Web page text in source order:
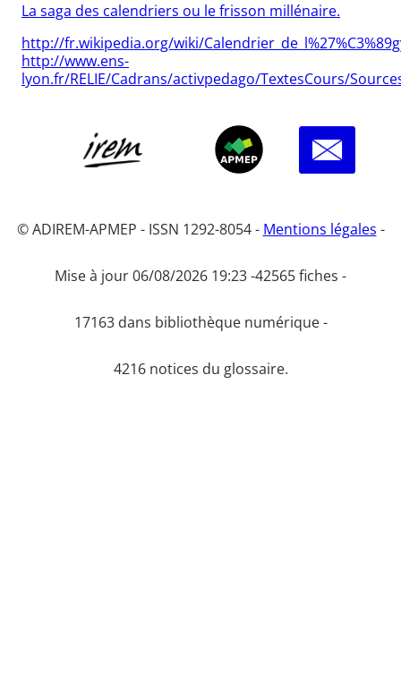
La saga des calendriers ou le frisson millénaire.
http://fr.wikipedia.org/wiki/
http://www.ens-
lyon.fr/RELIE/Cadrans/activpedago/TextesCours/
© ADIREM-APMEP - ISSN 1292-8054 - Mentions légales -
Mise à jour 06/08/2026 19:23 -42565 fiches -
17163 dans bibliothèque numérique -
4216 notices du glossaire.